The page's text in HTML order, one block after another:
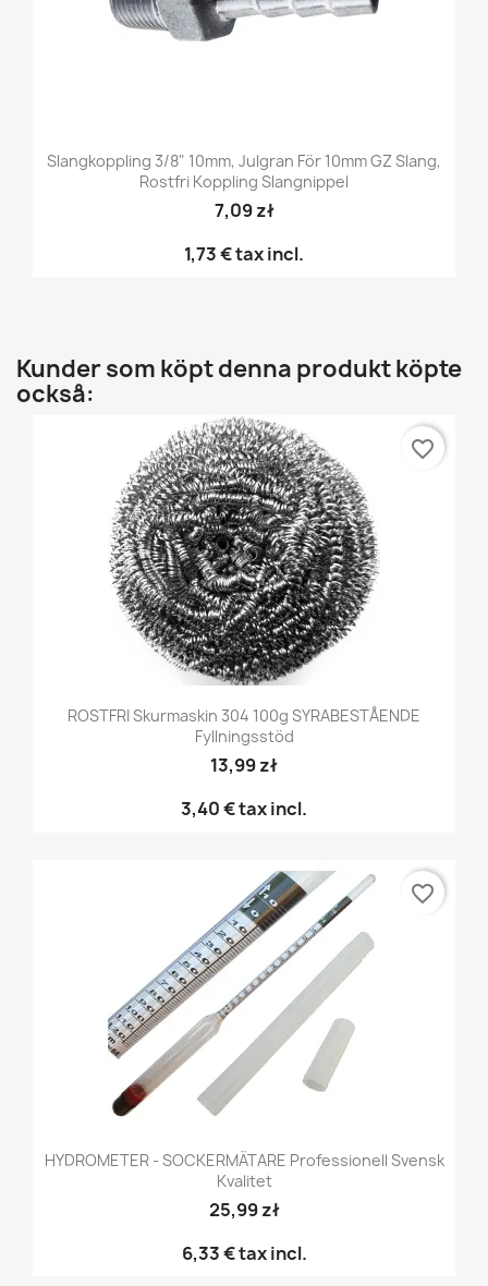
Slangkoppling 3/8" 10mm, Julgran För 10mm GZ Slang,
Rostfri Koppling Slangnippel
7,09 zł
1,73 €tax incl.
Kunder som köpt denna produkt köpte
också:
ROSTFRI Skurmaskin 304 100g SYRABESTÅENDE
Fyllningsstöd
13,99 zł
3,40 €tax incl.
favorite_border
HYDROMETER - SOCKERMÄTARE Professionell Svensk
Kvalitet
25,99 zł
6,33 €tax incl.
favorite_border